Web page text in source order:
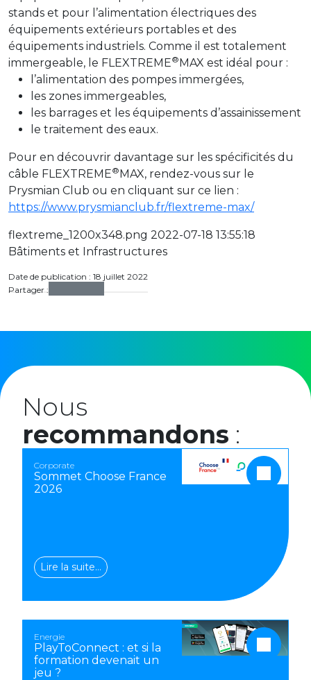
stands et pour l’alimentation électriques des
équipements extérieurs portables et des
équipements industriels. Comme il est totalement
immergeable, le FLEXTREME®MAX est idéal pour :
l’alimentation des pompes immergées,
les zones immergeables,
les barrages et les équipements d’assainissement
le traitement des eaux.
Pour en découvrir davantage sur les spécificités du
câble FLEXTREME®MAX, rendez-vous sur le
Prysmian Club ou en cliquant sur ce lien :
https://www.prysmianclub.fr/flextreme-max/
flextreme_1200x348.png 2022-07-18 13:55:18
Bâtiments et Infrastructures
Date de publication : 18 juillet 2022
Partager :
Nous
recommandons :
Corporate
Sommet Choose France
2026
Lire la suite…
Energie
PlayToConnect : et si la
formation devenait un
jeu ?